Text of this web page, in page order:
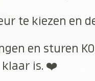
te kiezen en
en sturen
klaar is. ❤️